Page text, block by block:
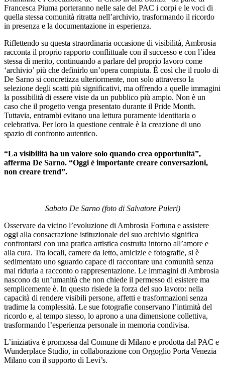
Francesca Piuma porteranno nelle sale del PAC i corpi e le voci di
quella stessa comunità ritratta nell’archivio, trasformando il ricordo
in presenza e la documentazione in esperienza.
Riflettendo su questa straordinaria occasione di visibilità, Ambrosia
racconta il proprio rapporto conflittuale con il successo e con l’idea
stessa di merito, continuando a parlare del proprio lavoro come
‘archivio’ più che definirlo un’opera compiuta. È così che il ruolo di
De Sarno si concretizza ulteriormente, non solo attraverso la
selezione degli scatti più significativi, ma offrendo a quelle immagini
la possibilità di essere viste da un pubblico più ampio. Non è un
caso che il progetto venga presentato durante il Pride Month.
Tuttavia, entrambi evitano una lettura puramente identitaria o
celebrativa. Per loro la questione centrale è la creazione di uno
spazio di confronto autentico.
“La visibilità ha un valore solo quando crea opportunità”,
afferma De Sarno. “Oggi è importante creare conversazioni,
non creare trend”.
Sabato De Sarno (foto di Salvatore Puleri)
Osservare da vicino l’evoluzione di Ambrosia Fortuna e assistere
oggi alla consacrazione istituzionale del suo archivio significa
confrontarsi con una pratica artistica costruita intorno all’amore e
alla cura. Tra locali, camere da letto, amicizie e fotografie, si è
sedimentato uno sguardo capace di raccontare una comunità senza
mai ridurla a racconto o rappresentazione. Le immagini di Ambrosia
nascono da un’umanità che non chiede il permesso di esistere ma
semplicemente è. In questo risiede la forza del suo lavoro: nella
capacità di rendere visibili persone, affetti e trasformazioni senza
tradirne la complessità. Le sue fotografie conservano l’intimità del
ricordo e, al tempo stesso, lo aprono a una dimensione collettiva,
trasformando l’esperienza personale in memoria condivisa.
L’iniziativa è promossa dal Comune di Milano e prodotta dal PAC e
Wunderplace Studio, in collaborazione con Orgoglio Porta Venezia
Milano con il supporto di Levi’s.